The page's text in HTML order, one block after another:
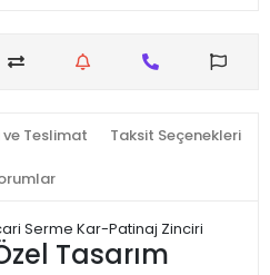
Teslimat Taksit Seçenekleri
Serme Kar-Patinaj Zinciri
Tasarım